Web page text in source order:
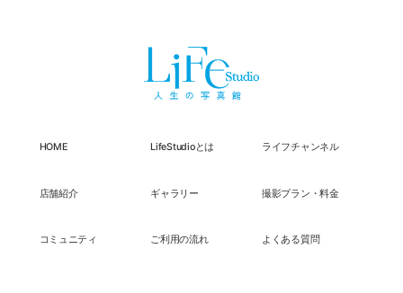
HOME LifeStudioとは ライフチャンネル
店舗紹介 ギャラリー 撮影プラン・料金
コミュニティ ご利用の流れ よくある質問